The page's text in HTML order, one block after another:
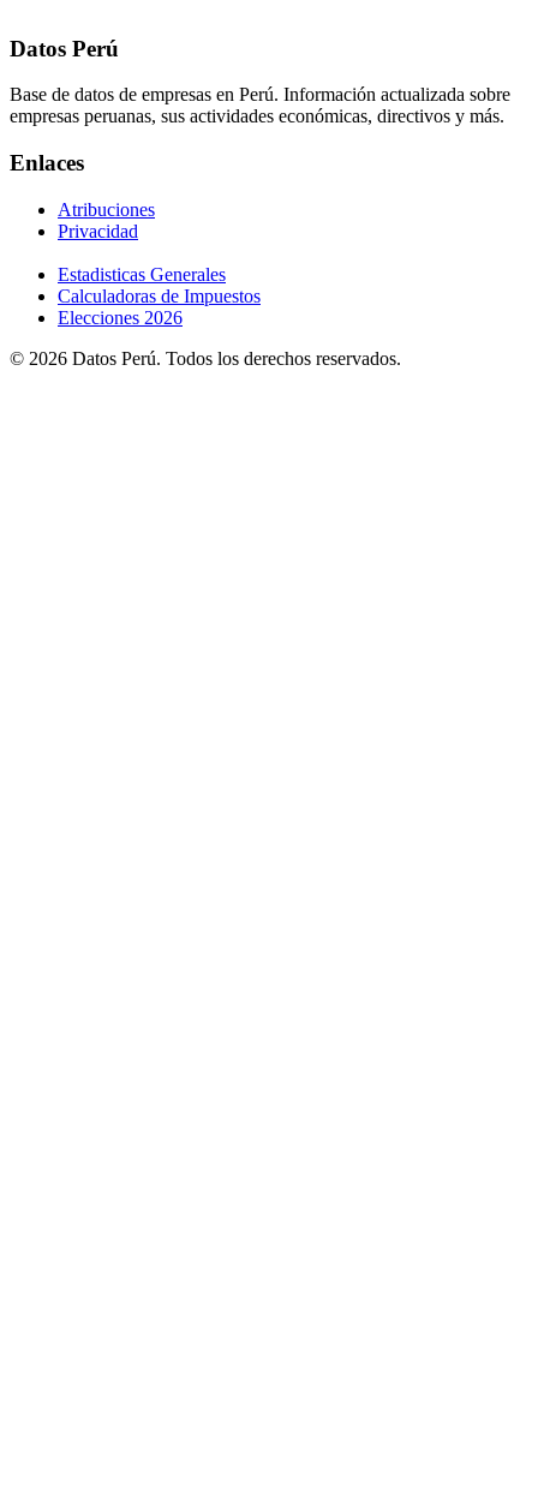
Datos Perú
Base de datos de empresas en Perú. Información actualizada sobre
empresas peruanas, sus actividades económicas, directivos y más.
Enlaces
Atribuciones
Privacidad
Estadisticas Generales
Calculadoras de Impuestos
Elecciones 2026
© 2026 Datos Perú. Todos los derechos reservados.